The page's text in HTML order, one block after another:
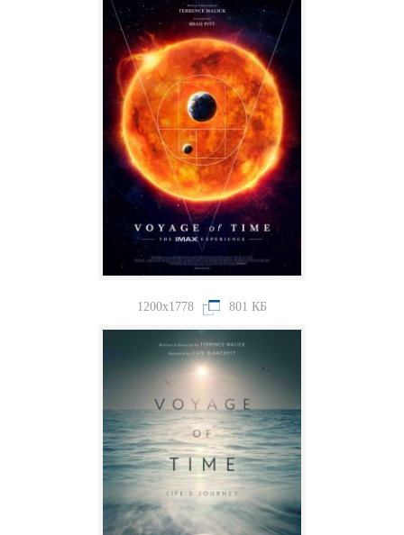
1200x1778 801 КБ